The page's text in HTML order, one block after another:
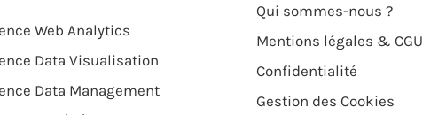
Web Analytics
Data Visualisation
Data Management
Qui sommes-nous ?
Mentions légales & CGU
Confidentialité
Gestion des Cookies